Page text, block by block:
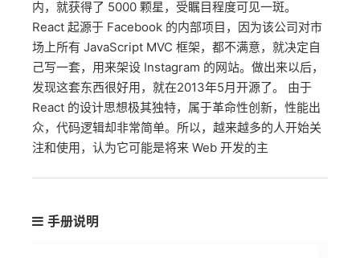
内，就获得了 5000 颗星，受瞩目程度可见一斑。
React 起源于 Facebook 的内部项目，因为该公司对市
场上所有 JavaScript MVC 框架，都不满意，就决定自
己写一套，用来架设 Instagram 的网站。做出来以后，
发现这套东西很好用，就在2013年5月开源了。 由于
React 的设计思想极其独特，属于革命性创新，性能出
众，代码逻辑却非常简单。所以，越来越多的人开始关
注和使用，认为它可能是将来 Web 开发的主
手册说明